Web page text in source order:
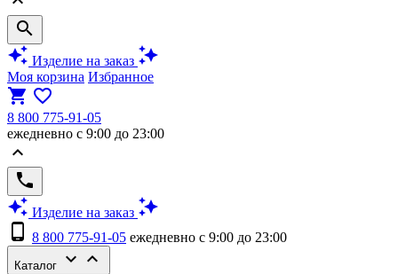
search
auto_awesome Изделие на заказ auto_awesome
Моя корзина Избранное
shopping_cart favorite_border
8 800 775-91-05
ежедневно с 9:00 до 23:00
keyboard_arrow_up
phone
auto_awesome Изделие на заказ auto_awesome
phone_android 8 800 775-91-05 ежедневно с 9:00 до 23:00
Каталог keyboard_arrow_down keyboard_arrow_up